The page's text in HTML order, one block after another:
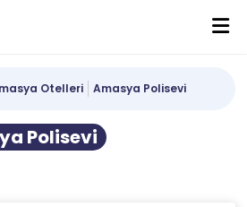
Otelleri Amasya Polisevi
Polisevi